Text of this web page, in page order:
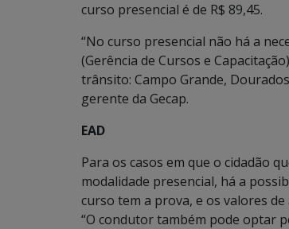
curso presencial é de R$ 89,45.
“No curso presencial não há a
(Gerência de Cursos e
trânsito: Campo Grande,
gerente da Gecap.
EAD
Para os casos em que o cidadão
modalidade presencial, há a
curso tem a prova, e os valores
“O condutor também pode optar